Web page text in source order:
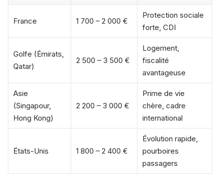
France 1 700 – 2 000 €
Protection sociale
forte, CDI
Golfe (Émirats,
Qatar)
2 500 – 3 500 €
Logement,
fiscalité
avantageuse
Asie
(Singapour,
Hong Kong)
2 200 – 3 000 €
Prime de vie
chère, cadre
international
États-Unis 1 800 – 2 400 €
Évolution rapide,
pourboires
passagers